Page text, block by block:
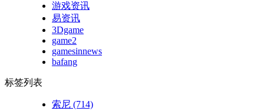
游戏资讯
易资讯
3Dgame
game2
gamesinnews
bafang
标签列表
索尼 (714)